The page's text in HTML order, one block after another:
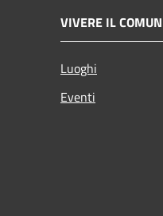
VIVERE IL
Luoghi
Eventi